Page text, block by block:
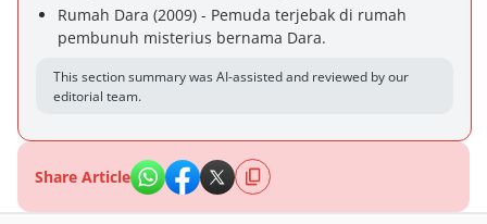
Rumah Dara (2009) - Pemuda terjebak di rumah
pembunuh misterius bernama Dara.
This section summary was AI-assisted and reviewed by our
editorial team.
Share Article